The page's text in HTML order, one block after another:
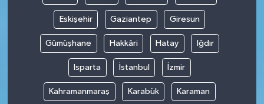
Eskişehir Gaziantep Giresun
Gümüşhane Hakkâri Hatay Iğdır
Isparta İstanbul İzmir
Kahramanmaraş Karabük Karaman